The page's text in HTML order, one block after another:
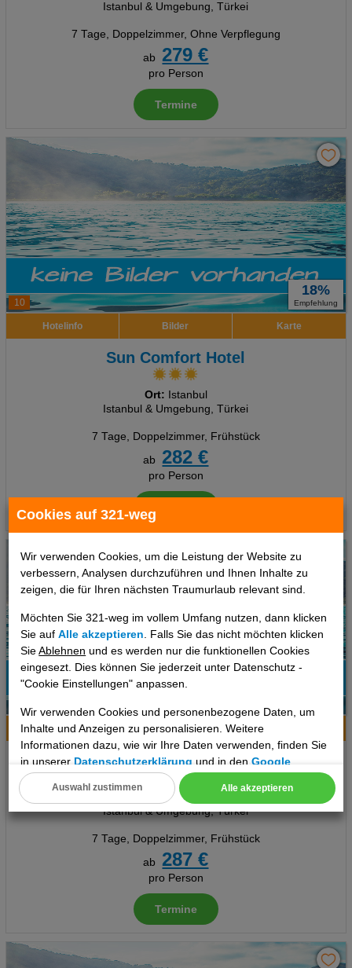
Cookies auf 321-weg
Wir verwenden Cookies, um die Leistung der Website zu
verbessern, Analysen durchzuführen und Ihnen Inhalte zu
zeigen, die für Ihren nächsten Traumurlaub relevant sind.
Möchten Sie 321-weg im vollem Umfang nutzen, dann klicken
Sie aufAlle akzeptieren . Falls Sie das nicht möchten klicken
SieAblehnen und es werden nur die funktionellen Cookies
eingesezt. Dies können Sie jederzeit unter Datenschutz -
"Cookie Einstellungen" anpassen.
Wir verwenden Cookies und personenbezogene Daten, um
Inhalte und Anzeigen zu personalisieren. Weitere
Informationen dazu, wie wir Ihre Daten verwenden, finden Sie
in unsererDatenschutzerklärung und in denGoogle
Datenschutz- und Nutzungsbedingungen
Cookie Einstellungen
Alle akzeptieren
Auswahl zustimmen
Istanbul & Umgebung, Türkei
7 Tage, Doppelzimmer, Ohne Verpflegung
ab
279 €
pro Person
Termine
10
18%
Empfehlung
Hotelinfo Bilder Karte
Sun Comfort Hotel
Ort: Istanbul
Istanbul & Umgebung, Türkei
7 Tage, Doppelzimmer, Frühstück
ab
282 €
pro Person
Hotelinfo Bilder
Grand Vatan Hotel
Istanbul
Istanbul & Umgebung, Türkei
7 Tage, Doppelzimmer, Frühstück
ab
287 €
pro Person
Termine